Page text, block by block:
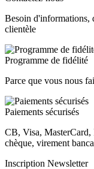
Besoin d'informations,
clientèle
Programme de fidélité
Parce que vous nous
Paiements sécurisés
CB, Visa, MasterCard,
chèque, virement
Inscription Newsletter